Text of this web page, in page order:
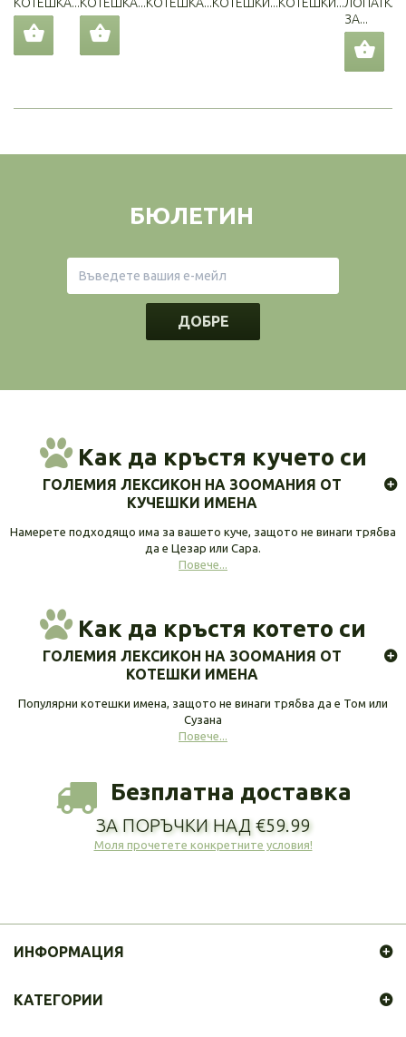
ЗА...
БЮЛЕТИН
ДОБРЕ
Как да кръстя кучето си
ГОЛЕМИЯ ЛЕКСИКОН НА ЗООМАНИЯ ОТ
КУЧЕШКИ ИМЕНА
Намерете подходящо има за вашето куче, защото не винаги трябва
да е Цезар или Сара.
Повече...
Как да кръстя котето си
ГОЛЕМИЯ ЛЕКСИКОН НА ЗООМАНИЯ ОТ
КОТЕШКИ ИМЕНА
Популярни котешки имена, защото не винаги трябва да е Том или
Сузана
Повече...
Безплатна доставка
ЗА ПОРЪЧКИ НАД €59.99
Моля прочетете конкретните условия!
ИНФОРМАЦИЯ
КАТЕГОРИИ